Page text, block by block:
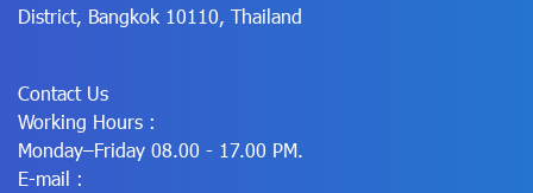
District, Bangkok 10110, Thailand
Contact Us
Working Hours :
Monday–Friday 08.00 - 17.00 PM.
E-mail :